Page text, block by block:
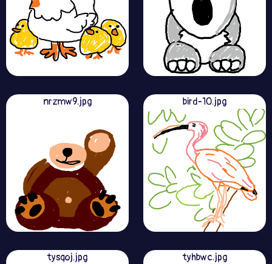
nrzmw9.jpg bird-10.jpg
tysqoj.jpg tyhbwc.jpg